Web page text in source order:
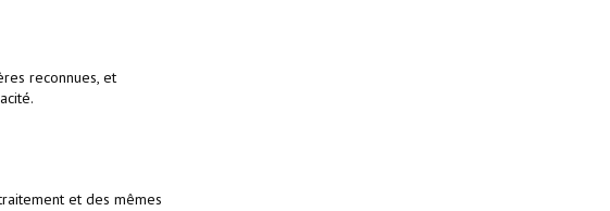
reconnues, et
et des mêmes